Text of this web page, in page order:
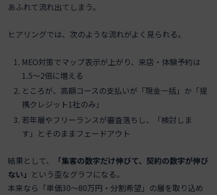
あふれて流れ出てしまう。
ヒアリングでは、次のような流れがよく見られる。
MEO対策でマップ表示が上がり、来店・体験予約は
1.5〜2倍に増える
ところが、高額コースの支払いが「現金一括」か「提
携クレジット1社のみ」
若年層やフリーランスが審査落ちし、「検討しま
す」とそのままフェードアウト
結果として、
「集客の数字だけ伸びて、契約の数字が伸び
ない」 という歪なグラフになる。
本来なら「単価30〜80万円・分割希望」の層を取り込め